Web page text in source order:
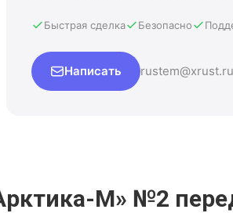
Быстрая сделка Безопасно
Написать rustem@xrust.ru
М» №2